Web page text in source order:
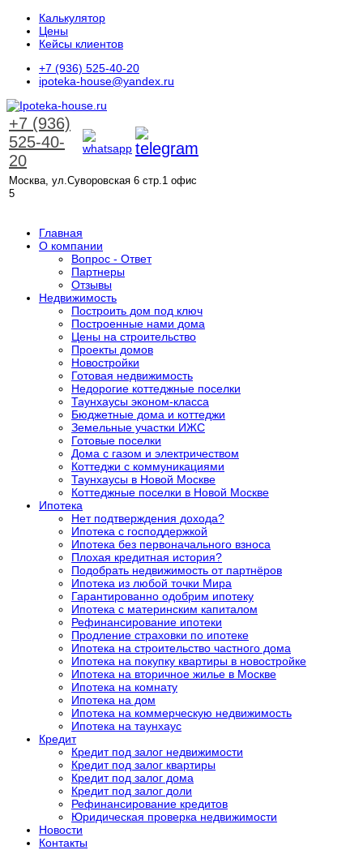
Калькулятор
Цены
Кейсы клиентов
+7 (936) 525-40-20
ipoteka-house@yandex.ru
+7 (936)
525-40-
20
Москва, ул.Суворовская 6 стр.1 офис
5
Главная
О компании
Вопрос - Ответ
Партнеры
Отзывы
Недвижимость
Построить дом под ключ
Построенные нами дома
Цены на строительство
Проекты домов
Новостройки
Готовая недвижимость
Недорогие коттеджные поселки
Таунхаусы эконом-класса
Бюджетные дома и коттеджи
Земельные участки ИЖС
Готовые поселки
Дома с газом и электричеством
Коттеджи с коммуникациями
Таунхаусы в Новой Москве
Коттеджные поселки в Новой Москве
Ипотека
Нет подтверждения дохода?
Ипотека с господдержкой
Ипотека без первоначального взноса
Плохая кредитная история?
Подобрать недвижимость от партнёров
Ипотека из любой точки Мира
Гарантированно одобрим ипотеку
Ипотека с материнским капиталом
Рефинансирование ипотеки
Продление страховки по ипотеке
Ипотека на строительство частного дома
Ипотека на покупку квартиры в новостройке
Ипотека на вторичное жилье в Москве
Ипотека на комнату
Ипотека на дом
Ипотека на коммерческую недвижимость
Ипотека на таунхаус
Кредит
Кредит под залог недвижимости
Кредит под залог квартиры
Кредит под залог дома
Кредит под залог доли
Рефинансирование кредитов
Юридическая проверка недвижимости
Новости
Контакты